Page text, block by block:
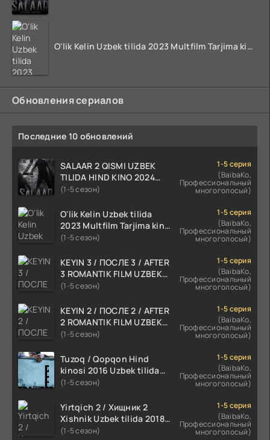
O'lik Kelin Uzbek tilida 2023 Multfilm Tarjima kino skachat
Обновления сериалов
Последние 10 обновлений
SALAAR 2 QISMI UZBEK
TILIDA HIND KINO 2024
TARJIMA 720p HD Skachat
(1-5 сезон)
1-5 серия
(BaibaKo,
Профессиональный
многоголосый)
O'lik Kelin Uzbek tilida
2023 Multfilm Tarjima kino
skachat
(1-5 сезон)
1-5 серия
(BaibaKo,
Профессиональный
многоголосый)
KEYIN 3 / ПОСЛЕ 3 / AFTER
3 ROMANTIK FILM UZBEK
TILIDA 2021 TARJIMA FILM
(1-5 сезон)
1-5 серия
(BaibaKo,
Профессиональный
многоголосый)
KEYIN 2 / ПОСЛЕ 2 / AFTER
2 ROMANTIK FILM UZBEK
TILIDA 2020 TARJIMA FILM
(1-5 сезон)
1-5 серия
(BaibaKo,
Профессиональный
многоголосый)
Tuzoq / Qopqon Hind
kinosi 2016 Uzbek tilida
tarjima film HD
(1-5 сезон)
1-5 серия
(BaibaKo,
Профессиональный
многоголосый)
Yirtqich 2 / Хищник 2
Xishnik Uzbek tilida 2018-
2024 O'zbekcha tarjima
(1-5 сезон)
1-5 серия
(BaibaKo,
Профессиональный
многоголосый)